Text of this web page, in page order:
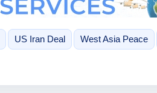
US Iran Deal West Asia Peace